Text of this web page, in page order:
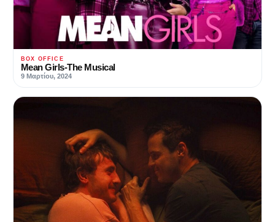
BOX OFFICE
Mean Girls-The Musical
9 Μαρτίου, 2024